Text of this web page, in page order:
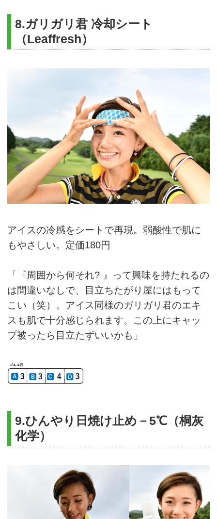
8.ガリガリ君 冷却シート
（Leaffresh）
アイスの冷感をシートで再現。弱酸性で肌に
もやさしい。定価180円
「『周囲から何それ? 』って興味を持たれるの
は間違いなしで、目立ちたがり屋にはもって
こい（笑）。アイス同様のガリガリ君のエキ
スも肌で十分感じられます。この上にキャッ
プ被ったら目立たずいいかも」
9.ひんやり日焼け止め－5℃（桐灰
化学）